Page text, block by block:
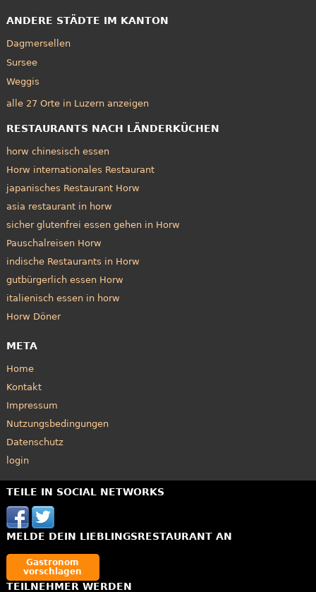
ANDERE STÄDTE IM KANTON
Dagmersellen
Sursee
Weggis
alle 27 Orte in Luzern anzeigen
RESTAURANTS NACH LÄNDERKÜCHEN
horw chinesisch essen
Horw internationales Restaurant
japanisches Restaurant Horw
asia restaurant in horw
sicher glutenfrei essen gehen in Horw
Pauschalreisen Horw
indische Restaurants in Horw
gutbürgerlich essen Horw
italienisch essen in horw
Horw Döner
META
Home
Kontakt
Impressum
Nutzungsbedingungen
Datenschutz
login
TEILE IN SOCIAL NETWORKS
MELDE DEIN LIEBLINGSRESTAURANT AN
Gastronom
vorschlagen
TEILNEHMER WERDEN